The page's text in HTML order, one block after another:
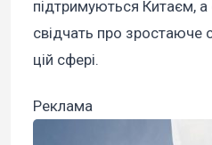
підтримуються Китаєм,
свідчать про зростаюче
цій сфері.
Реклама